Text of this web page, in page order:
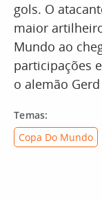
gols. O
maior
Mundo ao
participações
o alemão
Temas:
Copa Do Mundo